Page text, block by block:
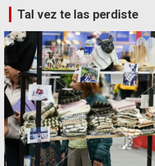
Tal vez te las perdiste